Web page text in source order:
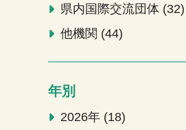
県内国際交流団体 32
他機関
44
年別
2026年 18